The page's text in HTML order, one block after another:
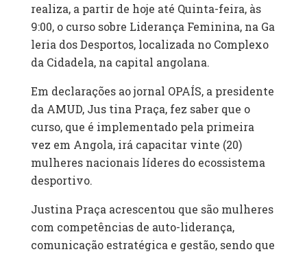
realiza, a partir de hoje até Quinta-feira, às
9:00, o curso sobre Liderança Feminina, na Ga
leria dos Desportos, localizada no Complexo
da Cidadela, na capital angolana.
Em declarações ao jornal OPAÍS, a presidente
da AMUD, Jus tina Praça, fez saber que o
curso, que é implementado pela primeira
vez em Angola, irá capacitar vinte (20)
mulheres nacionais líderes do ecossistema
desportivo.
Justina Praça acrescentou que são mulheres
com competências de auto-liderança,
comunicação estratégica e gestão, sendo que